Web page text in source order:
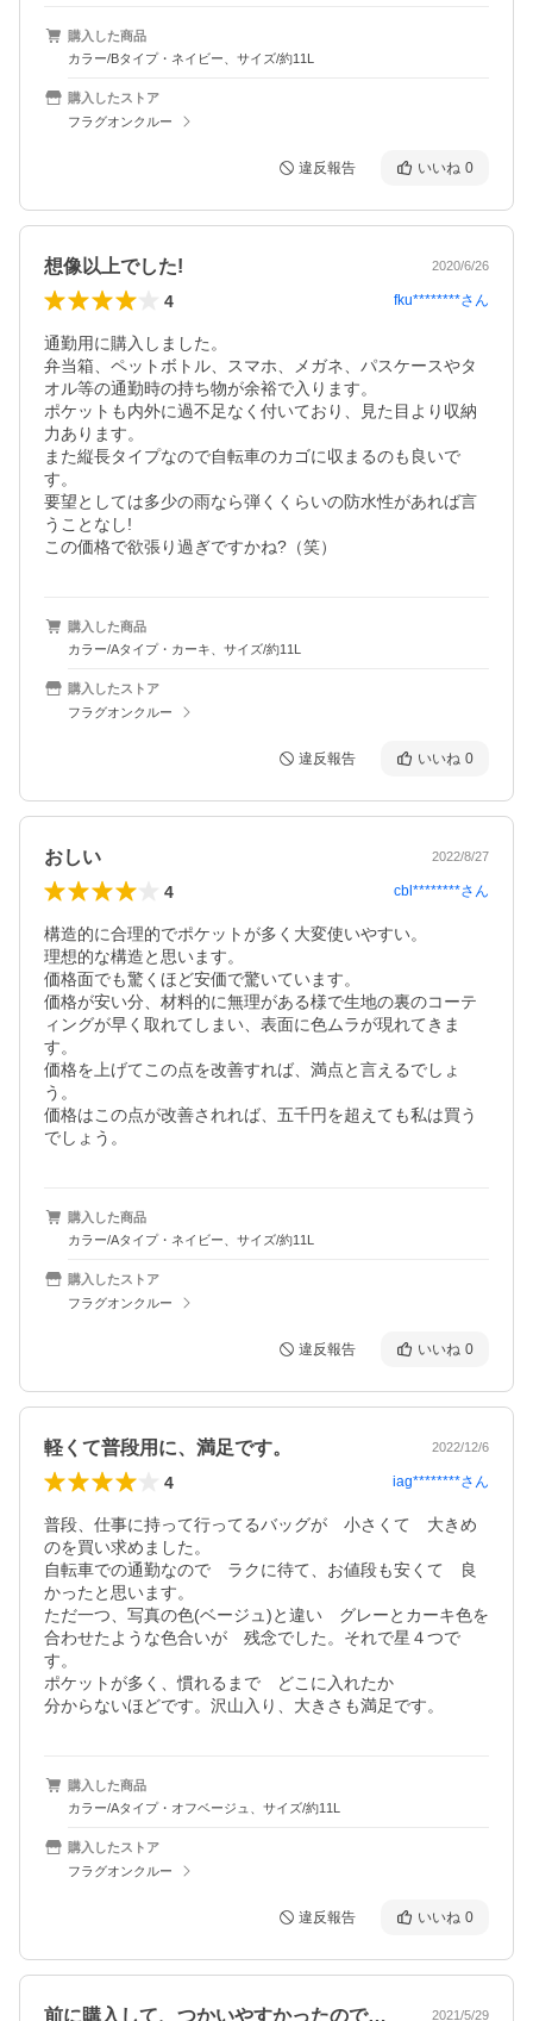
購入した商品
カラー/Bタイプ・ネイビー、サイズ/約11L
購入したストア
フラグオンクルー
違反報告 いいね 0
想像以上でした! 2020/6/26
4 fku********さん
通勤用に購入しました。
弁当箱、ペットボトル、スマホ、メガネ、パスケースやタ
オル等の通勤時の持ち物が余裕で入ります。
ポケットも内外に過不足なく付いており、見た目より収納
力あります。
また縦長タイプなので自転車のカゴに収まるのも良いで
す。
要望としては多少の雨なら弾くくらいの防水性があれば言
うことなし!
この価格で欲張り過ぎですかね?（笑）
購入した商品
カラー/Aタイプ・カーキ、サイズ/約11L
購入したストア
フラグオンクルー
違反報告 いいね 0
おしい 2022/8/27
4 cbl********さん
構造的に合理的でポケットが多く大変使いやすい。
理想的な構造と思います。
価格面でも驚くほど安価で驚いています。
価格が安い分、材料的に無理がある様で生地の裏のコーテ
ィングが早く取れてしまい、表面に色ムラが現れてきま
す。
価格を上げてこの点を改善すれば、満点と言えるでしょ
う。
価格はこの点が改善されれば、五千円を超えても私は買う
でしょう。
購入した商品
カラー/Aタイプ・ネイビー、サイズ/約11L
購入したストア
フラグオンクルー
違反報告 いいね 0
軽くて普段用に、満足です。 2022/12/6
4 iag********さん
普段、仕事に持って行ってるバッグが　小さくて　大きめ
のを買い求めました。
自転車での通勤なので　ラクに待て、お値段も安くて　良
かったと思います。
ただ一つ、写真の色(ベージュ)と違い　グレーとカーキ色を
合わせたような色合いが　残念でした。それで星４つで
す。
ポケットが多く、慣れるまで　どこに入れたか
分からないほどです。沢山入り、大きさも満足です。
購入した商品
カラー/Aタイプ・オフベージュ、サイズ/約11L
購入したストア
フラグオンクルー
違反報告 いいね 0
前に購入して、つかいやすかったので、再… 2021/5/29